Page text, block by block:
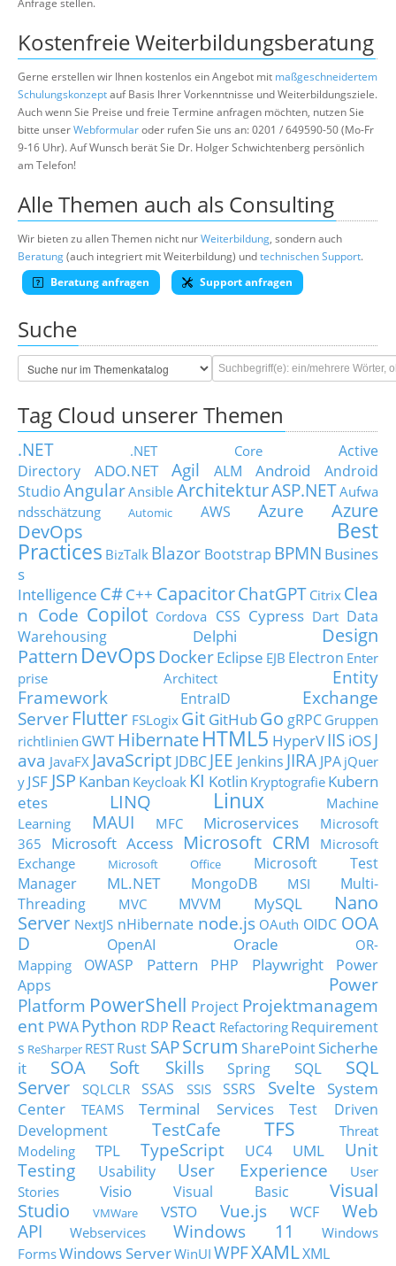
Anfrage stellen.
Kostenfreie Weiterbildungsberatung
Gerne erstellen wir Ihnen kostenlos ein Angebot mit maßgeschneidertem
Schulungskonzeptauf Basis Ihrer Vorkenntnisse und Weiterbildungsziele.
Auch wenn Sie Preise und freie Termine anfragen möchten, nutzen Sie
bitte unserWebformularoder rufen Sie uns an: 0201 / 649590-50 (Mo-Fr
9-16 Uhr). Auf Wunsch berät Sie Dr. Holger Schwichtenberg persönlich
am Telefon!
Alle Themen auch als Consulting
Wir bieten zu allen Themen nicht nurWeiterbildung, sondern auch
Beratung(auch integriert mit Weiterbildung) undtechnischen Support.
Beratung anfragen
Support anfragen
Suche
Tag Cloud unserer Themen
.NET .NET Core
Active
Directory
ADO.NET Agil ALM Android
Android
StudioAngularAnsible ArchitekturASP.NETAufwa
ndsschätzung
Automic AWS Azure
Azure
DevOps
Best
Practices BizTalk Blazor Bootstrap BPMN Busines
s
Intelligence C#C++ CapacitorChatGPT Citrix Clea
n Code Copilot Cordova CSS Cypress Dart Data
Warehousing
Delphi
Design
Pattern DevOps DockerEclipse EJB Electron Enter
prise Architect
Entity
Framework
EntraID
Exchange
Server Flutter FSLogix Git GitHubGo gRPC Gruppen
richtlinien GWT HibernateHTML5 HyperVIIS iOSJ
ava JavaFX JavaScript JDBC JEE Jenkins JIRA JPA jQuer
y JSF JSP Kanban Keycloak KI Kotlin Kryptografie Kubern
etes
LINQ Linux
Machine
Learning
MAUI MFC Microservices
Microsoft
365
Microsoft Access Microsoft CRM
Microsoft
Exchange
Microsoft Office
Microsoft Test
Manager
ML.NET MongoDB MSI
Multi-
Threading
MVC MVVM MySQL
Nano
Server NextJS nHibernate node.js OAuth OIDC OOA
D
OpenAI Oracle
OR-
Mapping
OWASP Pattern PHP Playwright
Power
Apps
Power
Platform PowerShell Project Projektmanagem
ent PWA Python RDP React Refactoring Requirement
s ReSharper RESTRust SAPScrum SharePointSicherhe
it
SOA Soft Skills Spring SQL
SQL
Server
SQLCLR SSAS SSIS SSRS Svelte
System
Center
TEAMS Terminal Services
Test Driven
Development
TestCafe TFS
Threat
Modeling
TPL TypeScript UC4 UML
Unit
Testing
Usability User Experience
User
Stories
Visio Visual Basic
Visual
Studio
VMWare VSTO Vue.js WCF
Web
API
Webservices Windows 11
Windows
FormsWindows ServerWinUI WPFXAMLXML